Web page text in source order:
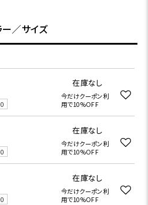
ー／サイズ
在庫なし
今だけクーポン利
用で10%OFF
在庫なし
今だけクーポン利
用で10%OFF
在庫なし
今だけクーポン利
用で10%OFF